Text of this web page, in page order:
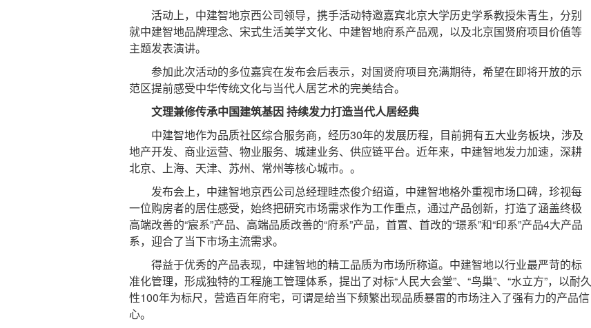
活动上，中建智地京西公司领导，携手活动特邀嘉宾北京大学历史学系教授朱青生，分别
就中建智地品牌理念、宋式生活美学文化、中建智地府系产品观，以及北京国贤府项目价值等
主题发表演讲。
参加此次活动的多位嘉宾在发布会后表示，对国贤府项目充满期待，希望在即将开放的示
范区提前感受中华传统文化与当代人居艺术的完美结合。
文理兼修传承中国建筑基因 持续发力打造当代人居经典
中建智地作为品质社区综合服务商，经历30年的发展历程，目前拥有五大业务板块，涉及
地产开发、商业运营、物业服务、城建业务、供应链平台。近年来，中建智地发力加速，深耕
北京、上海、天津、苏州、常州等核心城市。。
发布会上，中建智地京西公司总经理眭杰俊介绍道，中建智地格外重视市场口碑，珍视每
一位购房者的居住感受，始终把研究市场需求作为工作重点，通过产品创新，打造了涵盖终极
高端改善的“宸系”产品、高端品质改善的“府系”产品，首置、首改的“璟系”和“印系”产品4大产品
系，迎合了当下市场主流需求。
得益于优秀的产品表现，中建智地的精工品质为市场所称道。中建智地以行业最严苛的标
准化管理，形成独特的工程施工管理体系，提出了对标“人民大会堂”、“鸟巢”、“水立方”，以耐久
性100年为标尺，营造百年府宅，可谓是给当下频繁出现品质暴雷的市场注入了强有力的产品信
心。